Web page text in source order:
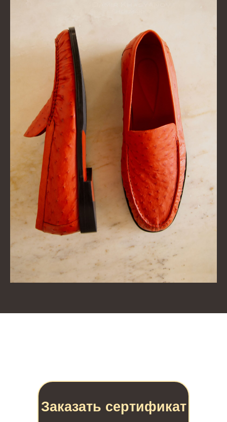
Заказать сертификат